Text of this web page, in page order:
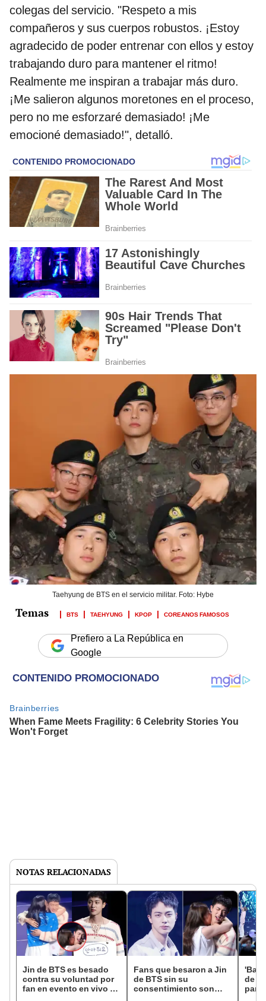
colegas del servicio. "Respeto a mis
compañeros y sus cuerpos robustos. ¡Estoy
agradecido de poder entrenar con ellos y estoy
trabajando duro para mantener el ritmo!
Realmente me inspiran a trabajar más duro.
¡Me salieron algunos moretones en el proceso,
pero no me esforzaré demasiado! ¡Me
emocioné demasiado!", detalló.
Taehyung de BTS en el servicio militar. Foto: Hybe
BTS TAEHYUNG KPOP COREANOS FAMOSOS
Prefiero a La República en
Google
NOTAS RELACIONADAS
Jin de BTS es besado
contra su voluntad por
fan en evento en vivo y
Fans que besaron a Jin
de BTS sin su
consentimiento son
de
para